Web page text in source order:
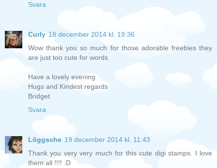
Svara
Curly 18 december 2014 kl. 19:36
Wow thank you so much for those adorable freebies they
are just too cute for words
Have a lovely evening
Hugs and Kindest regards
Bridget
Svara
Löggsche 19 december 2014 kl. 11:43
Thank you very very much for this cute digi stamps. I love
them all !!!! :D